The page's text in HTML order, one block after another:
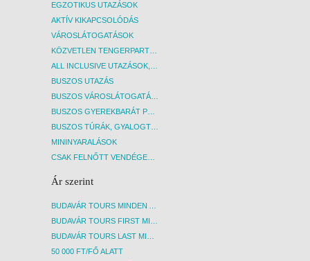
EGZOTIKUS UTAZÁSOK
AKTÍV KIKAPCSOLÓDÁS
VÁROSLÁTOGATÁSOK
KÖZVETLEN TENGERPARTI SZÁLLÁSOK
ALL INCLUSIVE UTAZÁSOK, NYARALÁSOK
BUSZOS UTAZÁS
BUSZOS VÁROSLÁTOGATÁSOK
BUSZOS GYEREKBARÁT PROGRAMOK
BUSZOS TÚRÁK, GYALOGTÚRÁK
MININYARALÁSOK
CSAK FELNŐTT VENDÉGEKET FOGADÓ SZÁLLÁSOK
Ár szerint
BUDAVÁR TOURS MINDEN AKCIÓS ÚT
BUDAVÁR TOURS FIRST MINUTE AKCIÓS UTAK
BUDAVÁR TOURS LAST MINUTE AKCIÓS UTAK
50 000 FT/FŐ ALATT